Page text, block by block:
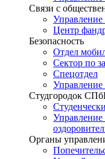
Связи с
Управление
Центр
Безопасность
Отдел
Сектор по
Спецотдел
Управление
Студгородок
Органы